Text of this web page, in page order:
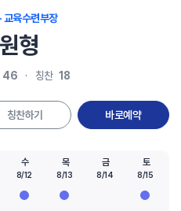
교육수련부장
형
46 칭찬 18
칭찬하기 바로예약
수
8/12
목
8/13
금
8/14
토
8/15